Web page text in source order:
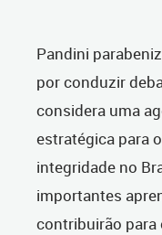
Pandini
por conduzir
considera uma
estratégica para
integridade no
importantes
contribuirão para